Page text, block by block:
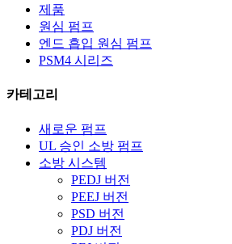
제품
원심 펌프
엔드 흡입 원심 펌프
PSM4 시리즈
카테고리
새로운 펌프
UL 승인 소방 펌프
소방 시스템
PEDJ 버전
PEEJ 버전
PSD 버전
PDJ 버전